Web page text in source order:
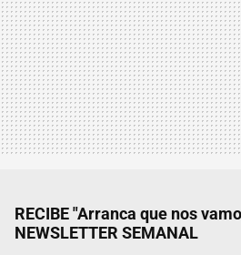
RECIBE "Arranca que nos
NEWSLETTER SEMANAL